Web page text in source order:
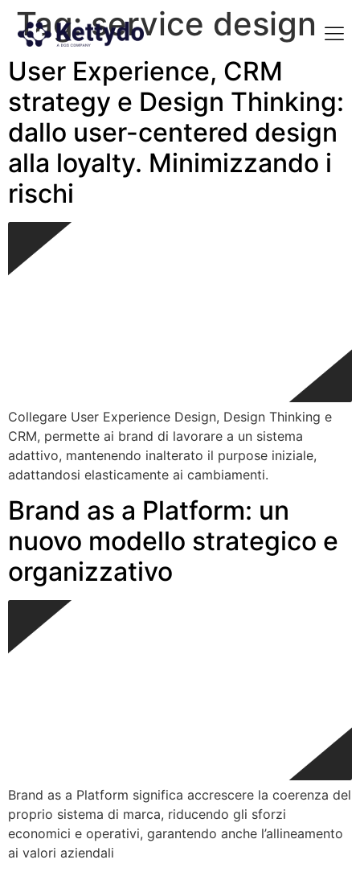
Tag:service design
User Experience, CRM
strategy e Design Thinking:
dallo user-centered design
alla loyalty. Minimizzando i
rischi
Collegare User Experience Design, Design Thinking e
CRM, permette ai brand di lavorare a un sistema
adattivo, mantenendo inalterato il purpose iniziale,
adattandosi elasticamente ai cambiamenti.
Brand as a Platform: un
nuovo modello strategico e
organizzativo
Brand as a Platform significa accrescere la coerenza del
proprio sistema di marca, riducendo gli sforzi
economici e operativi, garantendo anche l’allineamento
ai valori aziendali